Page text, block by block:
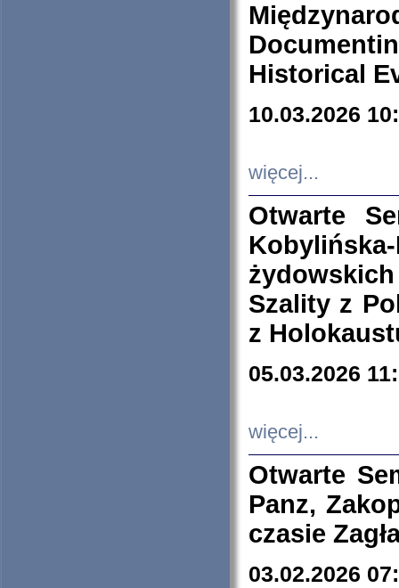
Historical
10.03.2026
więcej...
Otwarte
Szality z
z
05.03.2026
więcej...
Otwarte
Panz,
czasie
03.02.2026